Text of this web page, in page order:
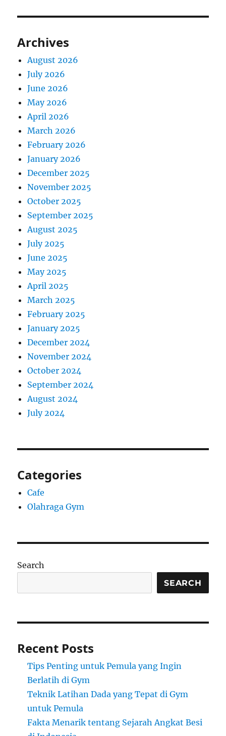
Archives
August 2026
July 2026
June 2026
May 2026
April 2026
March 2026
February 2026
January 2026
December 2025
November 2025
October 2025
September 2025
August 2025
July 2025
June 2025
May 2025
April 2025
March 2025
February 2025
January 2025
December 2024
November 2024
October 2024
September 2024
August 2024
July 2024
Categories
Cafe
Olahraga Gym
Search
SEARCH
Recent Posts
Tips Penting untuk Pemula yang Ingin
Berlatih di Gym
Teknik Latihan Dada yang Tepat di Gym
untuk Pemula
Fakta Menarik tentang Sejarah Angkat Besi